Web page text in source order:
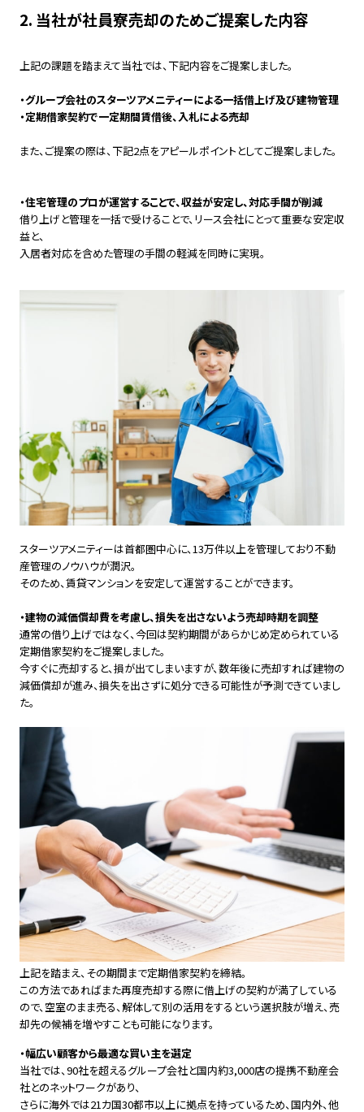
2. 当社が社員寮売却のためご提案した内容
上記の課題を踏まえて当社では、下記内容をご提案しました。
・グループ会社のスターツアメニティーによる一括借上げ及び建物管理
・定期借家契約で一定期間賃借後、入札による売却
また、ご提案の際は、下記2点をアピールポイントとしてご提案しました。
・住宅管理のプロが運営することで、収益が安定し、対応手間が削減
借り上げと管理を一括で受けることで、リース会社にとって重要な安定収
益と、
入居者対応を含めた管理の手間の軽減を同時に実現。
スターツアメニティーは首都圏中心に、13万件以上を管理しており不動
産管理のノウハウが潤沢。
そのため、賃貸マンションを安定して運営することができます。
・建物の減価償却費を考慮し、損失を出さないよう売却時期を調整
通常の借り上げではなく、今回は契約期間があらかじめ定められている
定期借家契約をご提案しました。
今すぐに売却すると、損が出てしまいますが、数年後に売却すれば建物の
減価償却が進み、損失を出さずに処分できる可能性が予測できていまし
た。
上記を踏まえ、その期間まで定期借家契約を締結。
この方法であればまた再度売却する際に借上げの契約が満了している
ので、空室のまま売る、解体して別の活用をするという選択肢が増え、売
却先の候補を増やすことも可能になります。
・幅広い顧客から最適な買い主を選定
当社では、90社を超えるグループ会社と国内約3,000店の提携不動産会
社とのネットワークがあり、
さらに海外では21カ国30都市以上に拠点を持っているため、国内外、他